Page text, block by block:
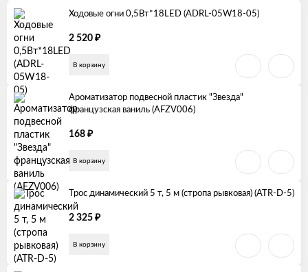
Ходовые огни 0,5Вт*18LED (ADRL-05W18-05)
2 520 ₽
В корзину
Ароматизатор подвесной пластик "Звезда"
французская ваниль (AFZV006)
168 ₽
В корзину
Трос динамический 5 т, 5 м (стропа рывковая) (ATR-D-5)
2 325 ₽
В корзину